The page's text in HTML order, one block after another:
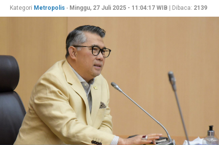
Kategori Metropolis - Minggu, 27 Juli 2025 - 11:04:17 WIB | Dibaca: 2139